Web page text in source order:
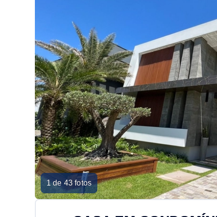
1 de 43 fotos